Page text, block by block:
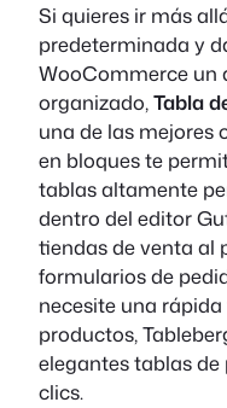
Si quieres ir más
predeterminada y
WooCommerce un
organizado,Tabla
una de las mejores
en bloques te
tablas altamente
dentro del editor
tiendas de venta al
formularios de
necesite una
productos,
elegantes tablas
clics.